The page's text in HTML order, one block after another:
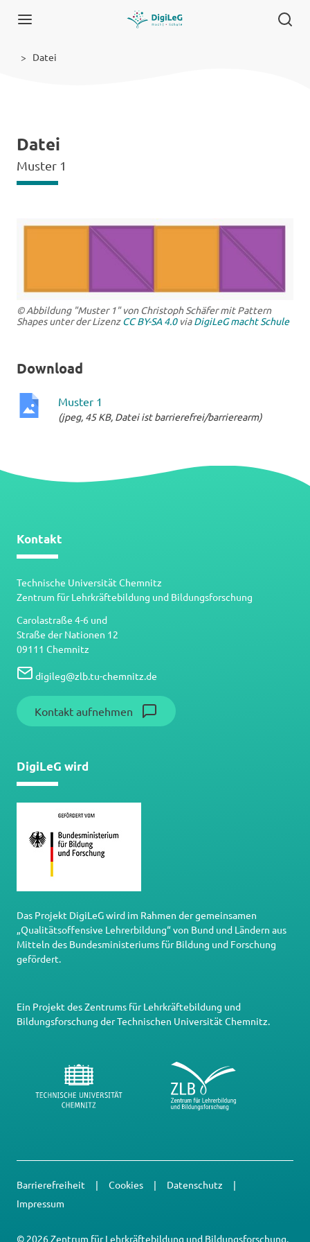
Datei
Datei
Muster 1
© Abbildung "Muster 1" von Christoph Schäfer mit Pattern
Shapes unter der LizenzCC BY-SA 4.0viaDigiLeG macht Schule
Download
Muster 1
(jpeg, 45 KB, Datei ist barrierefrei/barrierearm)
Kontakt
Technische Universität Chemnitz
Zentrum für Lehrkräftebildung und Bildungsforschung
Carolastraße 4-6 und
Straße der Nationen 12
09111 Chemnitz
digileg@zlb.tu-chemnitz.de
Kontakt aufnehmen
DigiLeG wird
Das Projekt DigiLeG wird im Rahmen der gemeinsamen
„Qualitätsoffensive Lehrerbildung“ von Bund und Ländern aus
Mitteln des Bundesministeriums für Bildung und Forschung
gefördert.
Ein Projekt desZentrums für Lehrkräftebildung und
Bildungsforschung derTechnischen Universität Chemnitz.
Barrierefreiheit Cookies
Datenschutz
Impressum
© 2026 Zentrum für Lehrkräftebildung und Bildungsforschung,